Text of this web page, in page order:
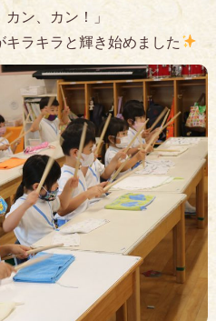
ン、カン！」
ラキラと輝き始めました